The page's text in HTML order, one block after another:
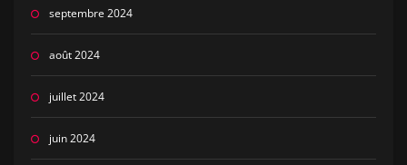
septembre 2024
août 2024
juillet 2024
juin 2024